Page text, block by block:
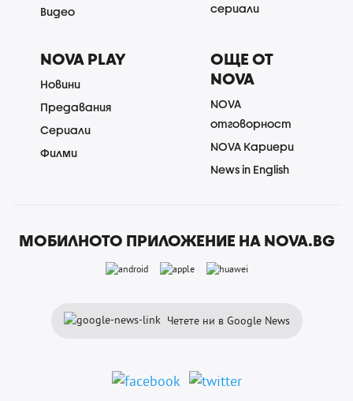
Видео
сериали
NOVA PLAY
Новини
Предавания
Сериали
Филми
ОЩЕ ОТ
NOVA
NOVA
отговорност
NOVA Кариери
News in English
МОБИЛНОТО ПРИЛОЖЕНИЕ НА NOVA.BG
Четете ни в Google News